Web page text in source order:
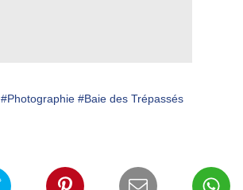
#Photographie #Baie des Trépassés